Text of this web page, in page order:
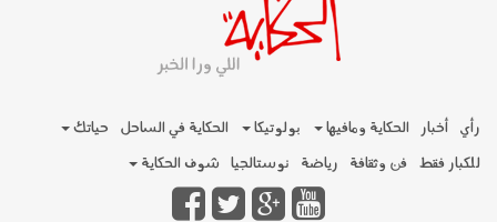
رأي أخبار الحكاية ومافيها بولوتيكا الحكاية في الساحل
حياتك
للكبار فقط فن وثقافة رياضة نوستالجيا شوف الحكاية